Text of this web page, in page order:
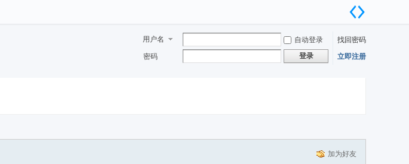
用户名 自动登录
找回密码
密码
登录 立即注册
加为好友